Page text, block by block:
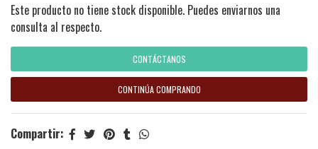
Este producto no tiene stock disponible. Puedes enviarnos una
consulta al respecto.
CONTÁCTANOS
CONTINÚA COMPRANDO
Compartir: